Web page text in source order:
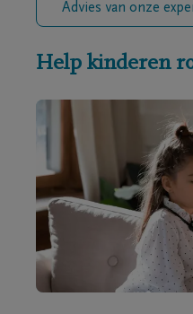
Advies van onze
Help kinderen